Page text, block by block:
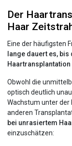
Der
Haar
Eine der häufigsten
lange dauert es,
Obwohl die
optisch deutlich
Wachstum unter der
anderen
bei unrasiertem
einzuschätzen: